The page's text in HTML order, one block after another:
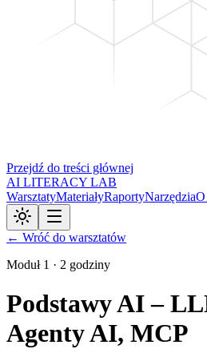
Przejdź do treści głównej
AI LITERACY LAB
WarsztatyMateriałyRaportyNarzędzia
← Wróć do warsztatów
Moduł 1 · 2 godziny
Podstawy AI –
Agenty AI, MCP